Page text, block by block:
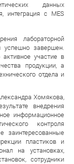
данных
интеграция с MES
лабораторной
завершен.
участие в
продукции, а
отдела и
Хомякова,
внедрения
информационное
контроля
заинтересованные
пластиков и
на установках,
сотрудники